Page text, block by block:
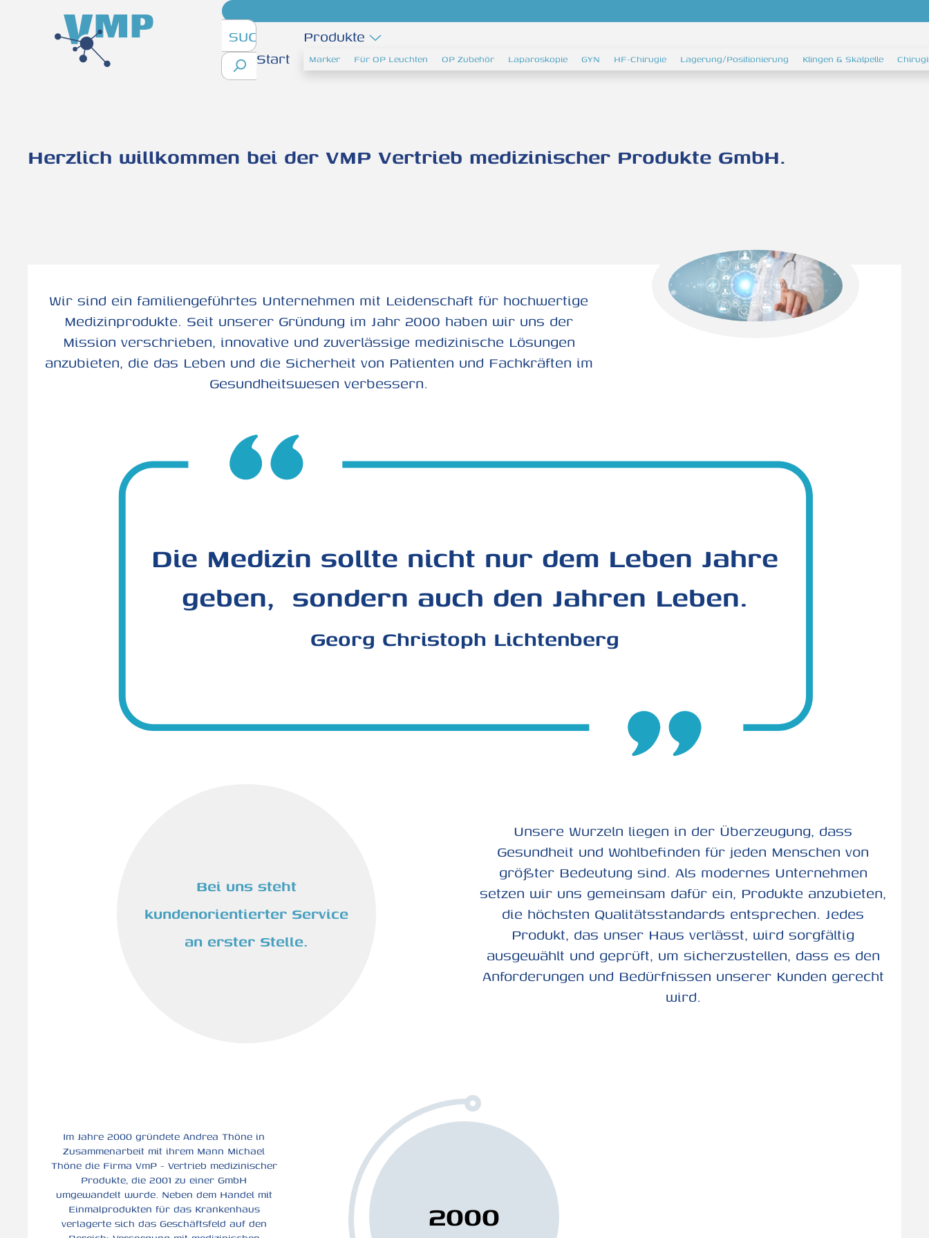
springen
Start
Produkte
Marker Für OP Leuchten OP Zubehör Laparoskopie GYN HF-Chirugie Lagerung/Positionierung Klingen & Skalpelle
Herzlich willkommen bei der VMP Vertrieb medizinischer Produkte GmbH.
Wir sind ein familiengeführtes Unternehmen mit Leidenschaft für hochwertige
Medizinprodukte. Seit unserer Gründung im Jahr 2000 haben wir uns der
Mission verschrieben, innovative und zuverlässige medizinische Lösungen
anzubieten, die das Leben und die Sicherheit von Patienten und Fachkräften im
Gesundheitswesen verbessern.
Die Medizin sollte nicht nur dem Leben Jahre
geben, ­ sondern auch den Jahren Leben.
Georg Christoph Lichtenberg
Bei uns steht
kundenorientierter Service
an erster Stelle.
Unsere Wurzeln liegen in der Überzeugung, dass
Gesundheit und Wohlbefinden für jeden Menschen von
größter Bedeutung sind. Als modernes Unternehmen
setzen wir uns gemeinsam dafür ein, Produkte anzubieten,
die höchsten Qualitätsstandards entsprechen. Jedes
Produkt, das unser Haus verlässt, wird sorgfältig
ausgewählt und geprüft, um sicherzustellen, dass es den
Anforderungen und Bedürfnissen unserer Kunden gerecht
wird.
Im Jahre 2000 gründete Andrea Thöne in
Zusammenarbeit mit ihrem Mann Michael
Thöne die Firma VmP - Vertrieb medizinischer
Produkte, die 2001 zu einer GmbH
umgewandelt wurde. Neben dem Handel mit
Einmalprodukten für das Krankenhaus
verlagerte sich das Geschäftsfeld auf den
2000